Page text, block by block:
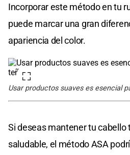
Incorporar este método en tu
puede marcar una gran
apariencia del color.
Usar productos suaves es esencial
Si deseas mantener tu cabello
saludable, el método ASA